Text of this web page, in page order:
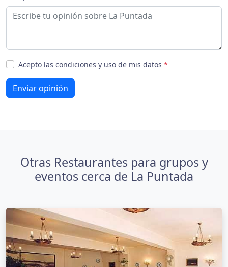
Acepto las condiciones y uso de mis datos *
Enviar opinión
Otras Restaurantes para grupos y
eventos cerca de La Puntada